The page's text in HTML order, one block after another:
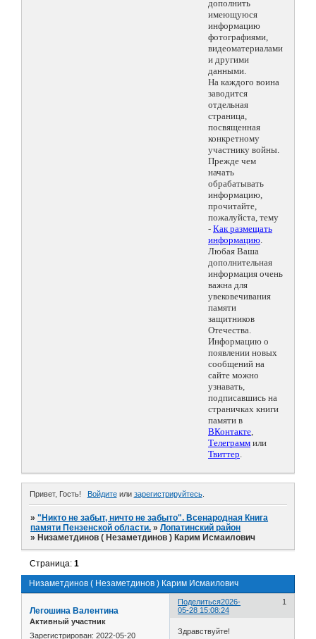
дополнить
имеющуюся
информацию
фотографиями,
видеоматериалами
и другими
данными.
На каждого воина
заводится
отдельная
страница,
посвященная
конкретному
участнику войны.
Прежде чем
начать
обрабатывать
информацию,
прочитайте,
пожалуйста, тему
- Как размещать
информацию.
Любая Ваша
дополнительная
информация очень
важна для
увековечивания
памяти
защитников
Отечества.
Информацию о
появлении новых
сообщений на
сайте можно
узнавать,
подписавшись на
страничках книги
памяти в
ВКонтакте,
Телеграмм или
Твиттер.
Привет, Гость! Войдитеили зарегистрируйтесь.
»"Никто не забыт, ничто не забыто". Всенародная Книга
памяти Пензенской области. »Лопатинский район
» Низаметдинов ( Незаметдинов ) Карим Исмаилович
Низаметдинов ( Незаметдинов ) Карим Исмаилович
Страница:1
Поделиться 1
2026-
05-28 15:08:24
Легошина Валентина
Активный участник
Зарегистрирован: 2022-05-20 Здравствуйте!